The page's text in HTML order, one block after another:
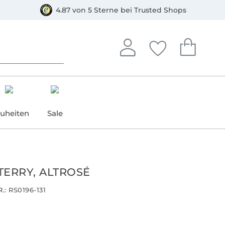
4.87 von 5 Sterne bei Trusted Shops
Anmelden
In deinem Konto
Deine
Du hast keine
Dein
Du hast
Sale
ALTROSÉ
RS0196-131